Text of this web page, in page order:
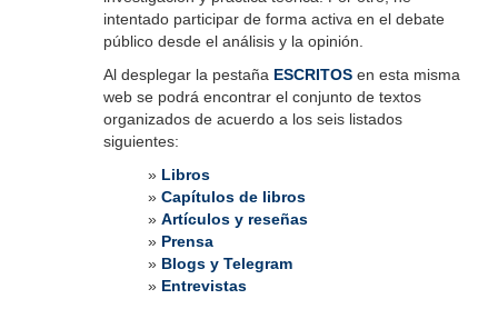
intentado participar de forma activa en el debate
público desde el análisis y la opinión.
Al desplegar la pestaña ESCRITOS en esta misma
web se podrá encontrar el conjunto de textos
organizados de acuerdo a los seis listados
siguientes:
» Libros
» Capítulos de libros
» Artículos y reseñas
» Prensa
» Blogs y Telegram
» Entrevistas